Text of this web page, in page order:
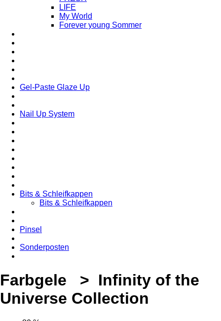
LIFE
My World
Forever young Sommer
Gel-Paste Glaze Up
Nail Up System
Bits & Schleifkappen
Bits & Schleifkappen
Pinsel
Sonderposten
Farbgele > Infinity of the
Universe Collection